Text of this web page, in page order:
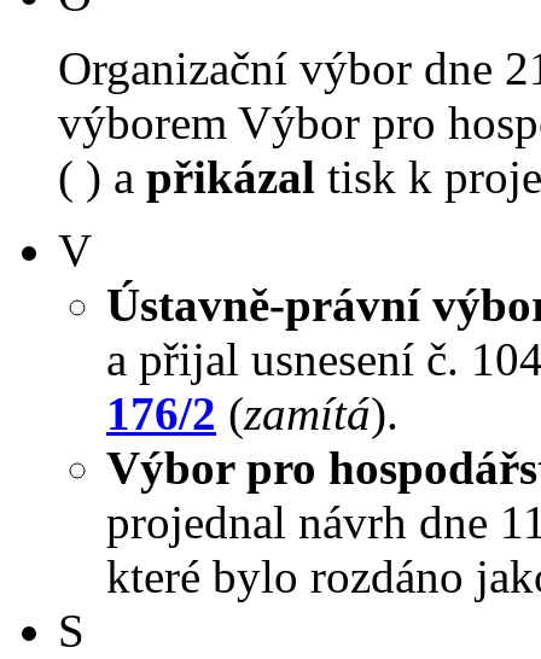
Organizační výbor dne
výborem Výbor pro
( ) a přikázal tisk k
V
Ústavně-právní
a přijal usnesení č.
176/2 (zamítá).
Výbor pro
projednal návrh dne
které bylo rozdáno
S